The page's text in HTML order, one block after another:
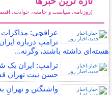
(روزنامه، سیاست و جامعه، حوادث،
عراقچی:
ترامپ درباره
هسته‌ای داشته باشند، وگرنه...
ترامپ: ایران یک
حسن نیت تهران
واشنگتن و تهران